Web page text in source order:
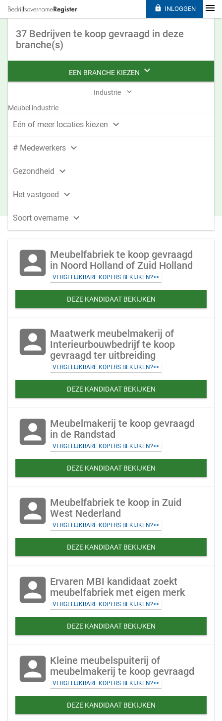
37 Bedrijven te koop gevraagd in deze
branche(s)
EEN BRANCHE KIEZEN 
Industrie 
Meubel industrie
Eén of meer locaties kiezen 
# Medewerkers 
Gezondheid 
Het vastgoed 
Soort overname 
account_box Meubelfabriek te koop gevraagd
in Noord Holland of Zuid Holland
VERGELIJKBARE KOPERS BEKIJKEN?>>
DEZE KANDIDAAT BEKIJKEN
account_box Maatwerk meubelmakerij of
Interieurbouwbedrijf te koop
gevraagd ter uitbreiding
VERGELIJKBARE KOPERS BEKIJKEN?>>
DEZE KANDIDAAT BEKIJKEN
account_box Meubelmakerij te koop gevraagd
in de Randstad
VERGELIJKBARE KOPERS BEKIJKEN?>>
DEZE KANDIDAAT BEKIJKEN
account_box Meubelfabriek te koop in Zuid
West Nederland
VERGELIJKBARE KOPERS BEKIJKEN?>>
DEZE KANDIDAAT BEKIJKEN
account_box Ervaren MBI kandidaat zoekt
meubelfabriek met eigen merk
VERGELIJKBARE KOPERS BEKIJKEN?>>
DEZE KANDIDAAT BEKIJKEN
account_box Kleine meubelspuiterij of
meubelmakerij te koop gevraagd
VERGELIJKBARE KOPERS BEKIJKEN?>>
DEZE KANDIDAAT BEKIJKEN
 INLOGGEN